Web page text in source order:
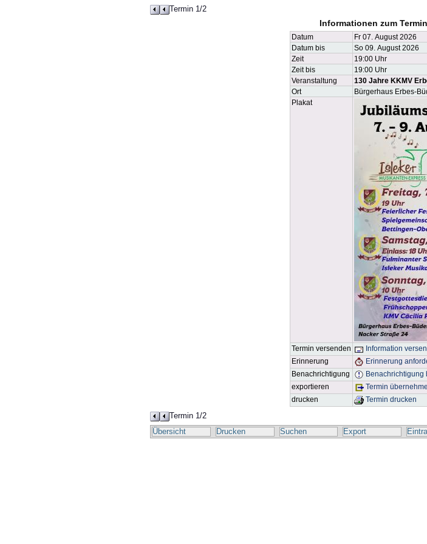
Termin 1/2
Informationen zum
Datum
Fr 07. August 2026
Datum bis
So 09. August 2026
Zeit
19:00 Uhr
Zeit bis
19:00 Uhr
Veranstaltung
130 Jahre KKMV
Ort
Bürgerhaus Erbes-
Plakat
Termin versenden
Information
Erinnerung
Erinnerung
Benachrichtigung
Benachrichtigung
exportieren
Termin
drucken
Termin drucken
Termin 1/2
Übersicht
Drucken Suchen Export